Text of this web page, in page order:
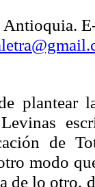
plantear
Levinas
de
modo
de lo otro,